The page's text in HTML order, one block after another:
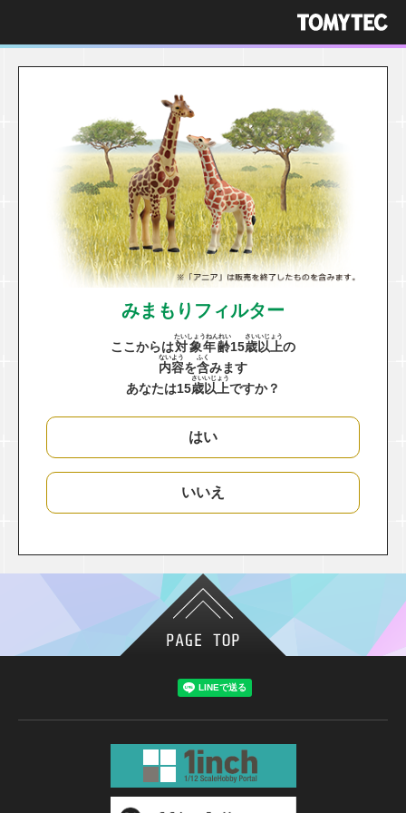
みまもりフィルター
ここからは対象年齢
たいしょうねんれい
15歳
さい
以上
いじょう
の
内容
ないよう
を含
ふく
みます
あなたは15歳
さい
以上
いじょう
ですか？
はい
いいえ